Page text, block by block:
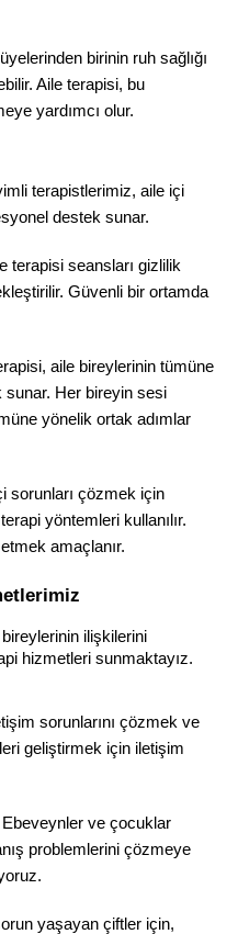
birinin ruh sağlığı
Aile terapisi, bu
yardımcı olur.
terapistlerimiz, aile içi
destek sunar.
terapisi seansları gizlilik
Güvenli bir ortamda
aile bireylerinin tümüne
sunar. Her bireyin sesi
yönelik ortak adımlar
sorunları çözmek için
yöntemleri kullanılır.
amaçlanır.
ilişkilerini
hizmetleri sunmaktayız.
sorunlarını çözmek ve
geliştirmek için iletişim
Ebeveynler ve çocuklar
problemlerini çözmeye
yaşayan çiftler için,